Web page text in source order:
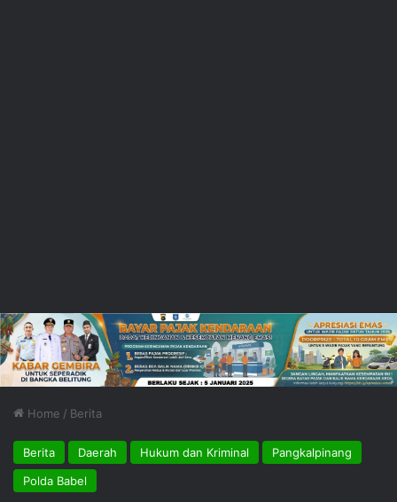
Home / Berita
Berita Daerah Hukum dan Kriminal
Pangkalpinang
Polda Babel